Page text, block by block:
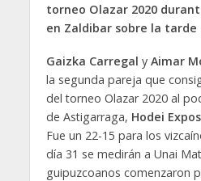
torneo Olazar 2020
en Zaldibar sobre la tarde
Gaizka Carregal y Aimar
la segunda pareja que
del torneo Olazar 2020 al
de Astigarraga, Hodei
Fue un 22-15 para los
día 31 se medirán a Unai
guipuzcoanos comenzaron